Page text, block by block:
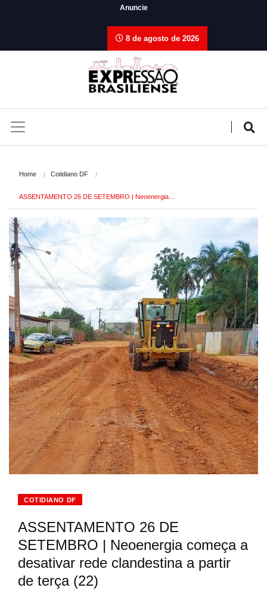
Anuncie
8 de agosto de 2026
Home Cotidiano DF
ASSENTAMENTO 26 DE SETEMBRO | Neoenergia…
COTIDIANO DF
ASSENTAMENTO 26 DE
SETEMBRO | Neoenergia começa a
desativar rede clandestina a partir
de terça (22)